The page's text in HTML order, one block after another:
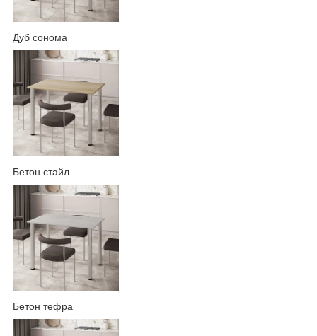
Дуб сонома
Бетон стайл
Бетон тефра